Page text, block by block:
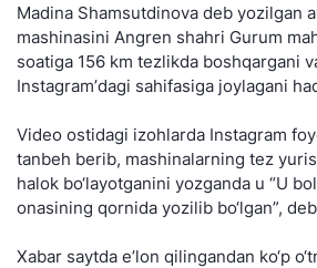
Madina Shamsutdinova deb yozilgan
mashinasini Angren shahri Gurum
soatiga 156 km tezlikda boshqargani
Instagramʼdagi sahifasiga joylagani
Video ostidagi izohlarda Instagram
tanbeh berib, mashinalarning tez
halok bo‘layotganini yozganda u “U
onasining qornida yozilib bo‘lgan”,
Xabar saytda e’lon qilingandan ko‘p